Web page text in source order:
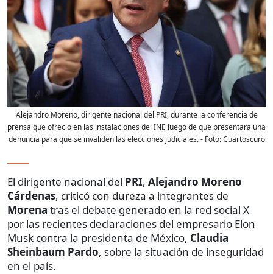
Alejandro Moreno, dirigente nacional del PRI, durante la conferencia de
prensa que ofreció en las instalaciones del INE luego de que presentara una
denuncia para que se invaliden las elecciones judiciales.- Foto:Cuartoscuro
El dirigente nacional del PRI, Alejandro Moreno
Cárdenas, criticó con dureza a integrantes de
Morena tras el debate generado en la red social X
por las recientes declaraciones del empresario Elon
Musk contra la presidenta de México, Claudia
Sheinbaum Pardo, sobre la situación de inseguridad
en el país.